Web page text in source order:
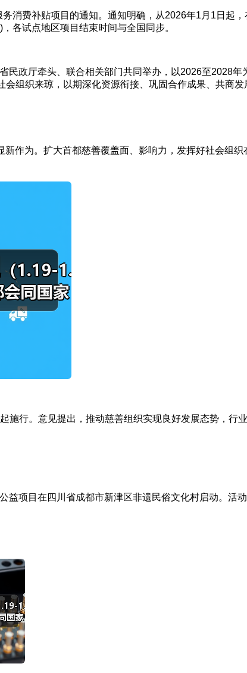
费补贴项目的通知。通知明确，从2026年1月1日起，
各试点地区项目结束时间与全国同步。
政厅牵头、联合相关部门共同举办，以2026至2028年
组织来琼，以期深化资源衔接、巩固合作成果、共商发
为。扩大首都慈善覆盖面、影响力，发挥好社会组织
行。意见提出，推动慈善组织实现良好发展态势，行
目在四川省成都市新津区非遗民俗文化村启动。活动